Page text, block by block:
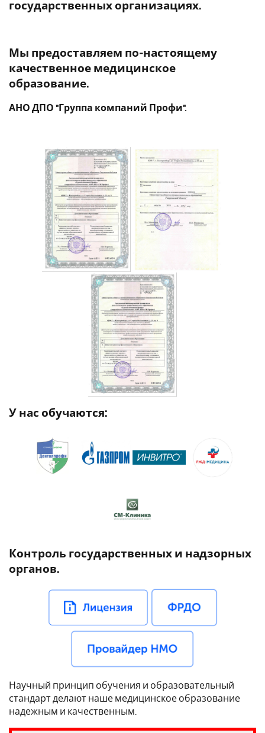
государственных организациях.
Мы предоставляем по-настоящему
качественное медицинское
образование.
АНО ДПО "Группа компаний Профи".
У нас обучаются:
Контроль государственных и надзорных
органов.
Научный принцип обучения и образовательный
стандарт делают наше медицинское образование
надежным и качественным.